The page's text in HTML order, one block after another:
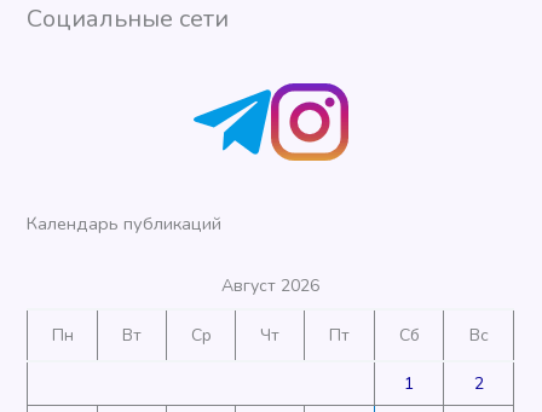
Социальные сети
Календарь публикаций
Август 2026
Пн Вт Ср Чт Пт Сб Вс
1 2